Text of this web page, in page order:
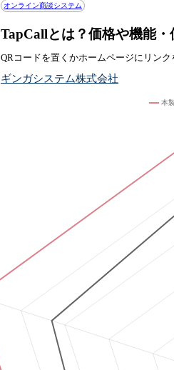
オンライン商談システム
TapCallとは？価格や機能・
QRコードを置くかホームページにリンク
ギンガシステム株式会社